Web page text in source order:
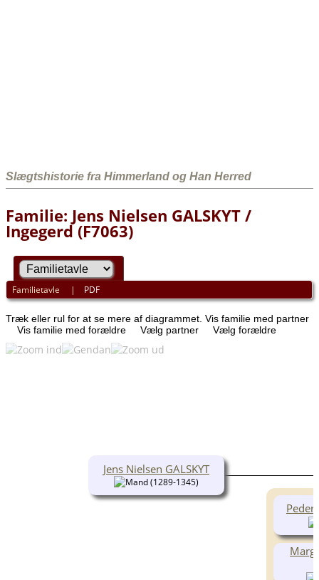
Slægtshistorie fra Himmerland og Han Herred
Familie: Jens Nielsen GALSKYT /
Ingegerd (F7063)
Familietavle | PDF
Træk eller rul for at se mere af diagrammet. Vis familie med partner
Vis familie med forældre
Vælg partner Vælg forældre
Jens Nielsen GALSKYT
(1289-1345)
Peder